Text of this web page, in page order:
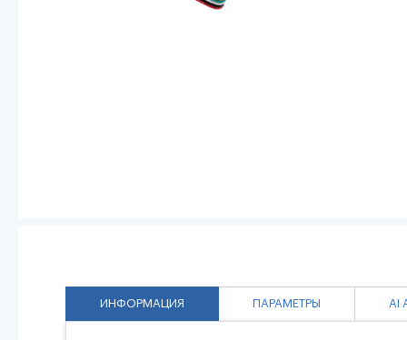
ИНФОРМАЦИЯ ПАРАМЕТРЫ AI